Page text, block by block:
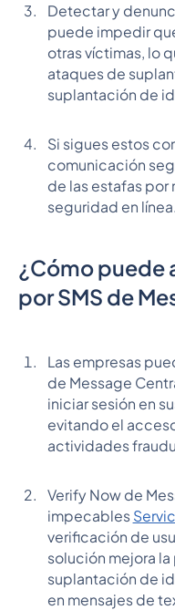
Detectar y
puede impedir
otras víctimas, lo
ataques de
suplantación de
Si sigues estos
comunicación
de las estafas por
seguridad en línea.
¿Cómo puede
por SMS de
Las empresas
de Message
iniciar sesión en
evitando el
actividades
Verify Now de
impecables
verificación de
solución mejora
suplantación de
en mensajes de